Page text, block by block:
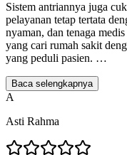
Sistem antriannya juga
pelayanan tetap tertata
nyaman, dan tenaga
yang cari rumah sakit
yang peduli pasien. …
Baca selengkapnya
A
Asti Rahma